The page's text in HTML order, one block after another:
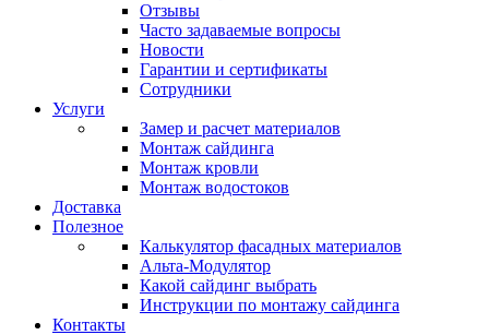
Отзывы
Часто задаваемые вопросы
Новости
Гарантии и сертификаты
Сотрудники
Услуги
Замер и расчет материалов
Монтаж сайдинга
Монтаж кровли
Монтаж водостоков
Доставка
Полезное
Калькулятор фасадных материалов
Альта-Модулятор
Какой сайдинг выбрать
Инструкции по монтажу сайдинга
Контакты